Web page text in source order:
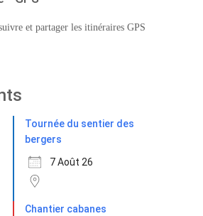
et partager les itinéraires GPS
Tournée du sentier des
bergers
7 Août 26
Chantier cabanes